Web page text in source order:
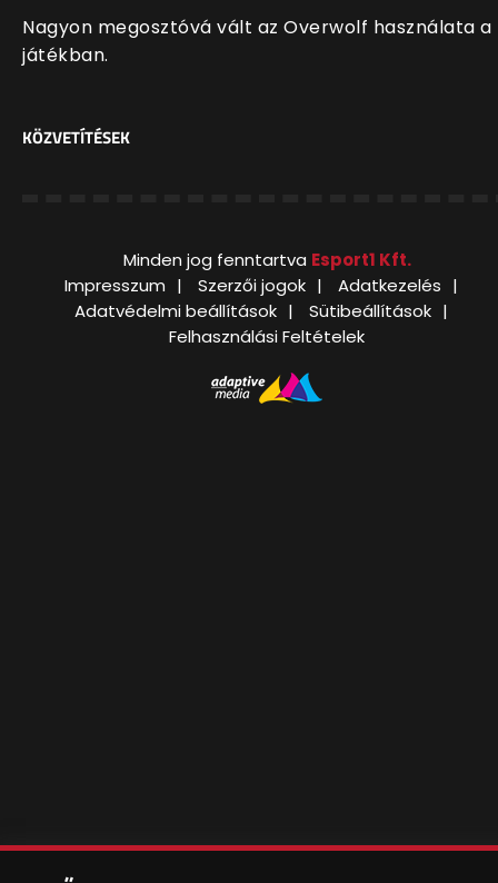
Nagyon megosztóvá vált az Overwolf használata a
játékban.
KÖZVETÍTÉSEK
Minden jog fenntartva Esport1 Kft.
Impresszum
Szerzői jogok
Adatkezelés
Adatvédelmi beállítások
Sütibeállítások
Felhasználási Feltételek